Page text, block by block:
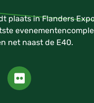
plaats in Flanders
net naast de E40.